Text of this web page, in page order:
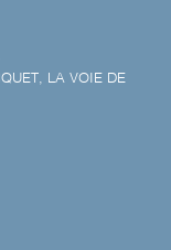
LA VOIE DE